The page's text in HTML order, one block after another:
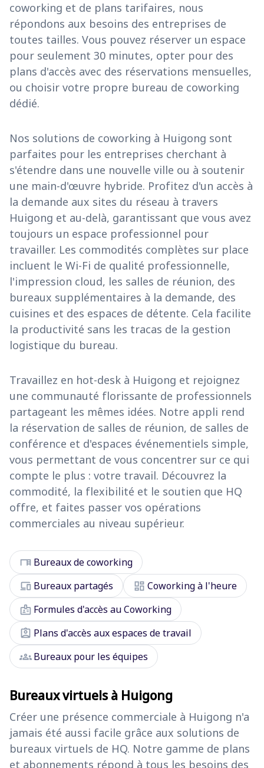
coworking et de plans tarifaires, nous
répondons aux besoins des entreprises de
toutes tailles. Vous pouvez réserver un espace
pour seulement 30 minutes, opter pour des
plans d'accès avec des réservations mensuelles,
ou choisir votre propre bureau de coworking
dédié.
Nos solutions de coworking à Huigong sont
parfaites pour les entreprises cherchant à
s'étendre dans une nouvelle ville ou à soutenir
une main-d'œuvre hybride. Profitez d'un accès à
la demande aux sites du réseau à travers
Huigong et au-delà, garantissant que vous avez
toujours un espace professionnel pour
travailler. Les commodités complètes sur place
incluent le Wi-Fi de qualité professionnelle,
l'impression cloud, les salles de réunion, des
bureaux supplémentaires à la demande, des
cuisines et des espaces de détente. Cela facilite
la productivité sans les tracas de la gestion
logistique du bureau.
Travaillez en hot-desk à Huigong et rejoignez
une communauté florissante de professionnels
partageant les mêmes idées. Notre appli rend
la réservation de salles de réunion, de salles de
conférence et d'espaces événementiels simple,
vous permettant de vous concentrer sur ce qui
compte le plus : votre travail. Découvrez la
commodité, la flexibilité et le soutien que HQ
offre, et faites passer vos opérations
commerciales au niveau supérieur.
desk Bureaux de coworking
devices Bureaux partagés dashboard Coworking à l'heure
badge Formules d'accès au Coworking
assignment_ind Plans d'accès aux espaces de travail
groupsBureaux pour les équipes
Bureaux virtuels à Huigong
Créer une présence commerciale à Huigong n'a
jamais été aussi facile grâce aux solutions de
bureaux virtuels de HQ. Notre gamme de plans
et abonnements répond à tous les besoins des